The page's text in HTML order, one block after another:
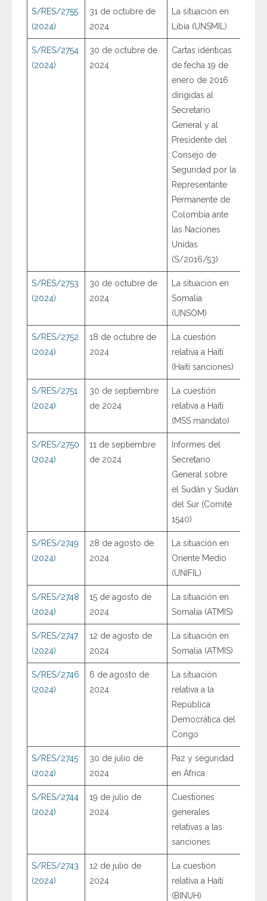
S/RES/2755
(2024)
31 de octubre de
2024
La situación en
Libia (UNSMIL)
S/RES/2754
(2024)
30 de octubre de
2024
Cartas idénticas
de fecha 19 de
enero de 2016
dirigidas al
Secretario
General y al
Presidente del
Consejo de
Seguridad por la
Representante
Permanente de
Colombia ante
las Naciones
Unidas
(S/2016/53)
S/RES/2753
(2024)
30 de octubre de
2024
La situación en
Somalia
(UNSOM)
S/RES/2752
(2024)
18 de octubre de
2024
La cuestión
relativa a Haití
(Haití sanciones)
S/RES/2751
(2024)
30 de septiembre
de 2024
La cuestión
relativa a Haití
(MSS mandato)
S/RES/2750
(2024)
11 de septiembre
de 2024
Informes del
Secretario
General sobre
el Sudán y Sudán
del Sur (Comité
1540)
S/RES/2749
(2024)
28 de agosto de
2024
La situación en
Oriente Medio
(UNIFIL)
S/RES/2748
(2024)
15 de agosto de
2024
La situación en
Somalia (ATMIS)
S/RES/2747
(2024)
12 de agosto de
2024
La situación en
Somalia (ATMIS)
S/RES/2746
(2024)
6 de agosto de
2024
La situación
relativa a la
República
Democrática del
Congo
S/RES/2745
(2024)
30 de julio de
2024
Paz y seguridad
en África
S/RES/2744
(2024)
19 de julio de
2024
Cuestiones
generales
relativas a las
sanciones
S/RES/2743
(2024)
12 de julio de
2024
La cuestión
relativa a Haití
(BINUH)